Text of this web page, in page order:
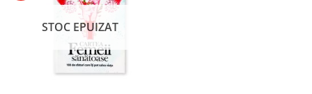
STOC EPUIZAT